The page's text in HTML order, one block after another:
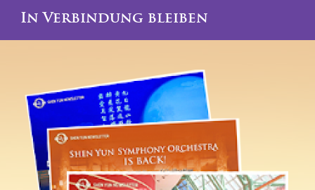
In Verbindung bleiben